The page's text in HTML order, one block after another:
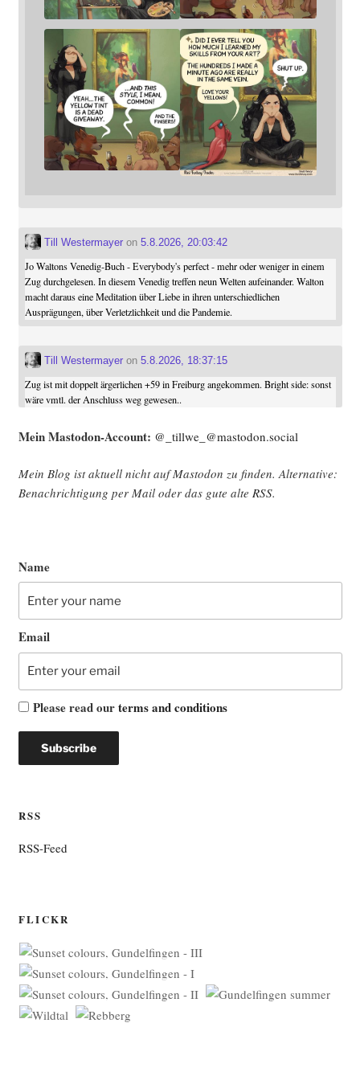
Till Westermayeron 5.8.2026, 20:03:42
Jo Waltons Venedig-Buch - Everybody's perfect - mehr oder weniger in einem
Zug durchgelesen. In diesem Venedig treffen neun Welten aufeinander. Walton
macht daraus eine Meditation über Liebe in ihren unterschiedlichen
Ausprägungen, über Verletzlichkeit und die Pandemie.
Till Westermayeron 5.8.2026, 18:37:15
Zug ist mit doppelt ärgerlichen +59 in Freiburg angekommen. Bright side: sonst
wäre vmtl. der Anschluss weg gewesen..
Mein Mast­o­don-Account: @_tillwe_@mastodon.social
Mein Blog ist aktu­ell nicht auf Mast­o­don zu fin­den. Alter­na­ti­ve:
Benach­rich­ti­gung per Mail oder das gute alte RSS.
Name
Email
Please read ourterms and conditions
RSS
RSS-Feed
FLICKR